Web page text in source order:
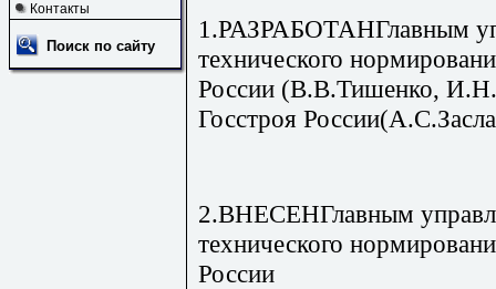
Контакты
Поиск по сайту
1.РАЗРАБОТАНГлавным
технического
России (В.В.Тишенко,
Госстроя
2.ВНЕСЕНГлавным
технического
России